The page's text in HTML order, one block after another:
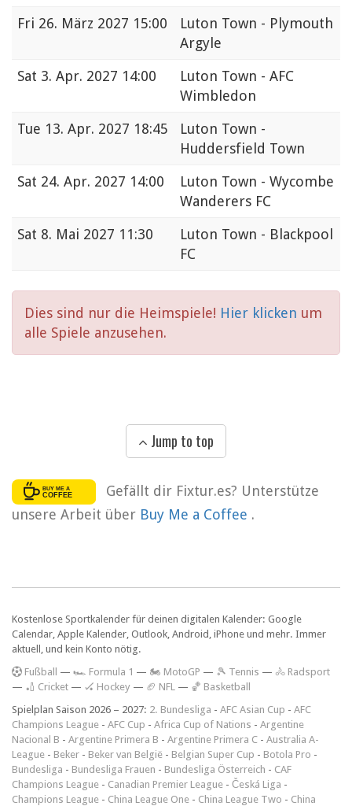
Fri 26. März 2027 15:00
Luton Town - Plymouth
Argyle
Sat 3. Apr. 2027 14:00
Luton Town - AFC
Wimbledon
Tue 13. Apr. 2027 18:45
Luton Town -
Huddersfield Town
Sat 24. Apr. 2027 14:00
Luton Town - Wycombe
Wanderers FC
Sat 8. Mai 2027 11:30
Luton Town - Blackpool
FC
Dies sind nur die Heimspiele! Hier klicken um
alle Spiele anzusehen.
Jump to top
Gefällt dir Fixtur.es? Unterstütze
unsere Arbeit über Buy Me a Coffee .
Kostenlose Sportkalender für deinen digitalen Kalender: Google
Calendar, Apple Kalender, Outlook, Android, iPhone und mehr. Immer
aktuell, und kein Konto nötig.
Fußball — 🏎️ Formula 1 — 🏍 MotoGP — 🎾 Tennis — 🚴 Radsport
— 🏏 Cricket — 🏑 Hockey — 🏈 NFL — 🏀 Basketball
Spielplan Saison 2026 – 2027: 2. Bundesliga - AFC Asian Cup - AFC
Champions League - AFC Cup - Africa Cup of Nations - Argentine
Nacional B - Argentine Primera B - Argentine Primera C - Australia A-
League - Beker - Beker van België - Belgian Super Cup - Botola Pro -
Bundesliga - Bundesliga Frauen - Bundesliga Österreich - CAF
Champions League - Canadian Premier League - Česká Liga -
Champions League - China League One - China League Two - China